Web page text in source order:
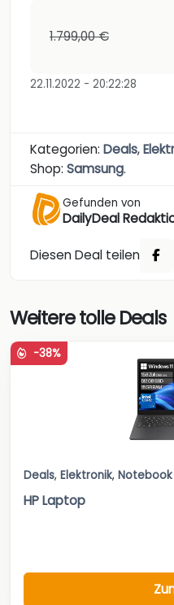
1.799,00 €
22.11.2022 - 20:22:28
Kategorien: Deals,
Shop: Samsung.
Gefunden von
DailyDeal
Diesen Deal teilen
Weitere tolle Deals
-38%
Deals, Elektronik, Notebook
HP Laptop